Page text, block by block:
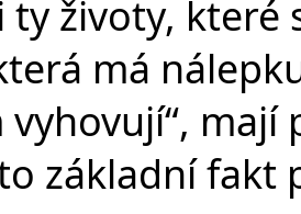
ty životy,
má
vyhovují“,
základní fakt